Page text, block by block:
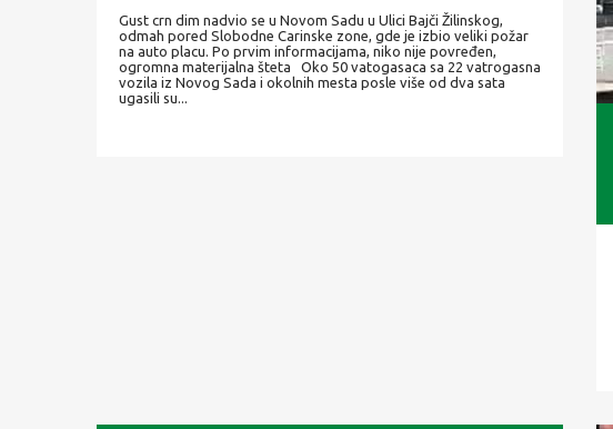
Gust crn dim nadvio se u Novom Sadu u Ulici Bajči Žilinskog,
odmah pored Slobodne Carinske zone, gde je izbio veliki požar
na auto placu. Po prvim informacijama, niko nije povređen,
ogromna materijalna šteta Oko 50 vatogasaca sa 22 vatrogasna
vozila iz Novog Sada i okolnih mesta posle više od dva sata
ugasili su...